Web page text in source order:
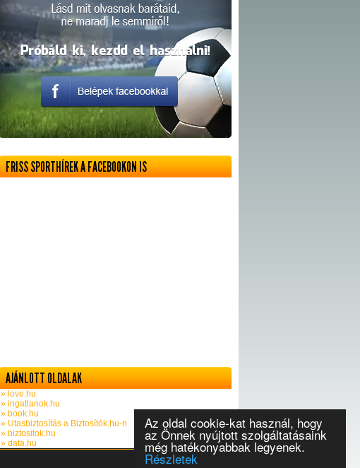
Az oldal cookie-kat használ, hogy
az Önnek nyújtott szolgáltatásaink
még hatékonyabbak legyenek.
Részletek
FRISS SPORTHÍREK A FACEBOOKON IS
AJÁNLOTT OLDALAK
» love.hu
» ingatlanok.hu
» book.hu
» Utasbiztosítás a Biztosítók.hu-n
» biztositok.hu
» data.hu